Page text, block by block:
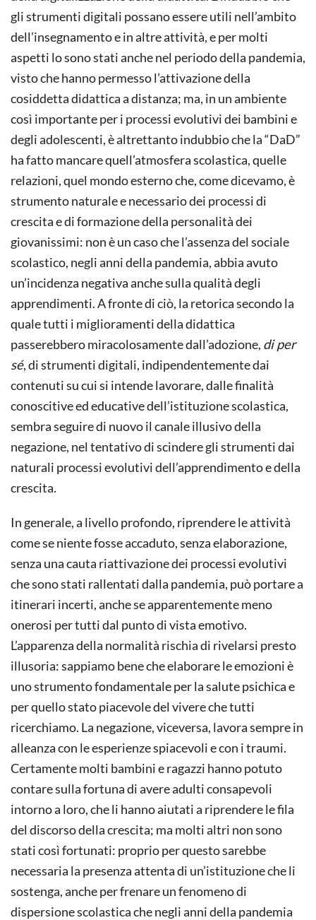
gli strumenti digitali possano essere utili nell’ambito
dell’insegnamento e in altre attività, e per molti
aspetti lo sono stati anche nel periodo della pandemia,
visto che hanno permesso l’attivazione della
cosiddetta didattica a distanza; ma, in un ambiente
così importante per i processi evolutivi dei bambini e
degli adolescenti, è altrettanto indubbio che la “DaD”
ha fatto mancare quell’atmosfera scolastica, quelle
relazioni, quel mondo esterno che, come dicevamo, è
strumento naturale e necessario dei processi di
crescita e di formazione della personalità dei
giovanissimi: non è un caso che l’assenza del sociale
scolastico, negli anni della pandemia, abbia avuto
un’incidenza negativa anche sulla qualità degli
apprendimenti. A fronte di ciò, la retorica secondo la
quale tutti i miglioramenti della didattica
passerebbero miracolosamente dall’adozione, di per
sé, di strumenti digitali, indipendentemente dai
contenuti su cui si intende lavorare, dalle finalità
conoscitive ed educative dell’istituzione scolastica,
sembra seguire di nuovo il canale illusivo della
negazione, nel tentativo di scindere gli strumenti dai
naturali processi evolutivi dell’apprendimento e della
crescita.
In generale, a livello profondo, riprendere le attività
come se niente fosse accaduto, senza elaborazione,
senza una cauta riattivazione dei processi evolutivi
che sono stati rallentati dalla pandemia, può portare a
itinerari incerti, anche se apparentemente meno
onerosi per tutti dal punto di vista emotivo.
L’apparenza della normalità rischia di rivelarsi presto
illusoria: sappiamo bene che elaborare le emozioni è
uno strumento fondamentale per la salute psichica e
per quello stato piacevole del vivere che tutti
ricerchiamo. La negazione, viceversa, lavora sempre in
alleanza con le esperienze spiacevoli e con i traumi.
Certamente molti bambini e ragazzi hanno potuto
contare sulla fortuna di avere adulti consapevoli
intorno a loro, che li hanno aiutati a riprendere le fila
del discorso della crescita; ma molti altri non sono
stati così fortunati: proprio per questo sarebbe
necessaria la presenza attenta di un’istituzione che li
sostenga, anche per frenare un fenomeno di
dispersione scolastica che negli anni della pandemia